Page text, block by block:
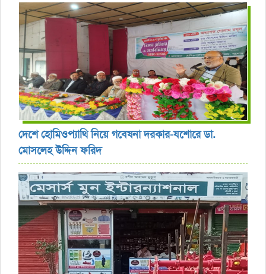
দেশে হোমিওপ্যাথি নিয়ে গবেষনা দরকার-যশোরে ডা.
মোসলেহ উদ্দিন ফরিদ